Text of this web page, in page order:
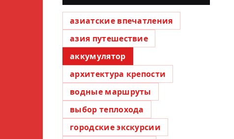
азиатские впечатления
азия путешествие
аккумулятор
архитектура крепости
водные маршруты
выбор теплохода
городские экскурсии